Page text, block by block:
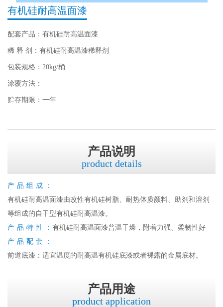
有机硅耐高温面漆
配套产品：有机硅耐高温面漆
稀 释 剂：有机硅耐高温漆稀释剂
包装规格：20kg/桶
涂覆方法：
贮存期限：一年
产品说明
product details
产品组成：
有机硅耐高温面漆由改性有机硅树脂、耐热体质颜料、助剂和溶剂
等组成的自干型有机硅耐高温漆。
产品特性： 有机硅耐高温面漆普温干燥，附着力强、柔韧性好
产品配套：
前道底漆：适宜温度的耐高温有机硅底漆或者裸露的金属底材。
产品用途
product application